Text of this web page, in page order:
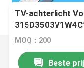
TV-achterlicht
MOQ：200
Beste